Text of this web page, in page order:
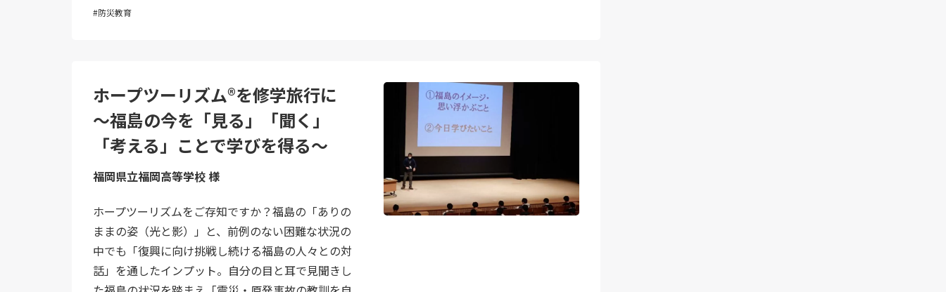
防災教育
ホープツーリズム®を修学旅行に
～福島の今を「見る」「聞く」
「考える」ことで学びを得る～
福岡県立福岡高等学校 様
ホープツーリズムをご存知ですか？福島の「ありの
ままの姿（光と影）」と、前例のない困難な状況の
中でも「復興に向け挑戦し続ける福島の人々との対
話」を通したインプット。自分の目と耳で見聞きし